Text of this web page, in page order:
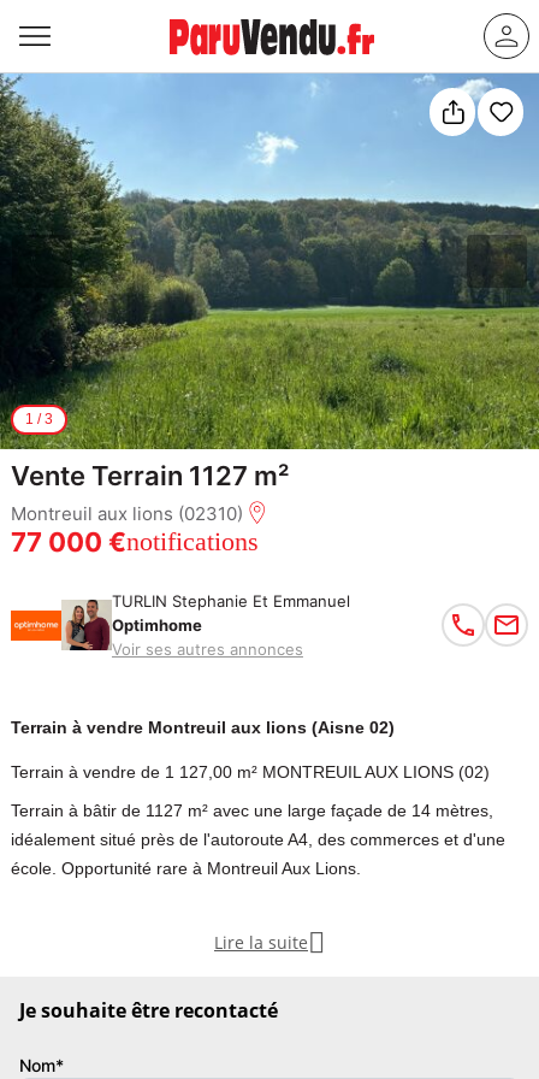
1 /3
Vente Terrain 1127 m²
Montreuil aux lions (02310)
77 000 €notifications
TURLIN Stephanie Et Emmanuel
Optimhome
Voir ses autres annonces
Terrain à vendre Montreuil aux lions (Aisne 02)
Terrain à vendre de 1 127,00 m² MONTREUIL AUX LIONS (02)
Terrain à bâtir de 1127 m² avec une large façade de 14 mètres,
idéalement situé près de l'autoroute A4, des commerces et d'une
école. Opportunité rare à Montreuil Aux Lions.
Terrain à bâtir de 1127 m² avec façade de 14 mètres à Montreuil
Lire la suite 
Je souhaite être recontacté
Nom*